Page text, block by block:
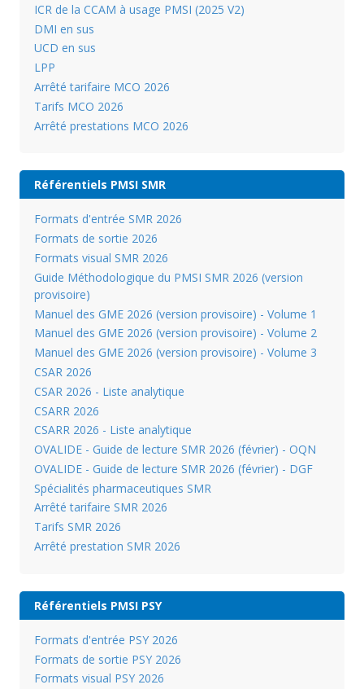
ICR de la CCAM à usage PMSI (2025 V2)
DMI en sus
UCD en sus
LPP
Arrêté tarifaire MCO 2026
Tarifs MCO 2026
Arrêté prestations MCO 2026
Référentiels PMSI SMR
Formats d'entrée SMR 2026
Formats de sortie 2026
Formats visual SMR 2026
Guide Méthodologique du PMSI SMR 2026 (version
provisoire)
Manuel des GME 2026 (version provisoire) - Volume 1
Manuel des GME 2026 (version provisoire) - Volume 2
Manuel des GME 2026 (version provisoire) - Volume 3
CSAR 2026
CSAR 2026 - Liste analytique
CSARR 2026
CSARR 2026 - Liste analytique
OVALIDE - Guide de lecture SMR 2026 (février) - OQN
OVALIDE - Guide de lecture SMR 2026 (février) - DGF
Spécialités pharmaceutiques SMR
Arrêté tarifaire SMR 2026
Tarifs SMR 2026
Arrêté prestation SMR 2026
Référentiels PMSI PSY
Formats d'entrée PSY 2026
Formats de sortie PSY 2026
Formats visual PSY 2026